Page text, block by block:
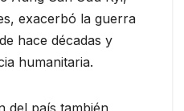
exacerbó la guerra
hace décadas y
humanitaria.